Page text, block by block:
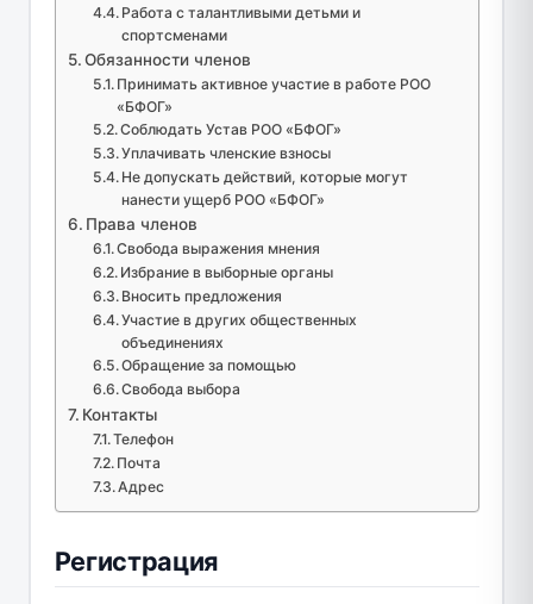
Работа с талантливыми детьми и
спортсменами
Обязанности членов
Принимать активное участие в работе РОО
«БФОГ»
Соблюдать Устав РОО «БФОГ»
Уплачивать членские взносы
Не допускать действий, которые могут
нанести ущерб РОО «БФОГ»
Права членов
Свобода выражения мнения
Избрание в выборные органы
Вносить предложения
Участие в других общественных
объединениях
Обращение за помощью
Свобода выбора
Контакты
Телефон
Почта
Адрес
Регистрация